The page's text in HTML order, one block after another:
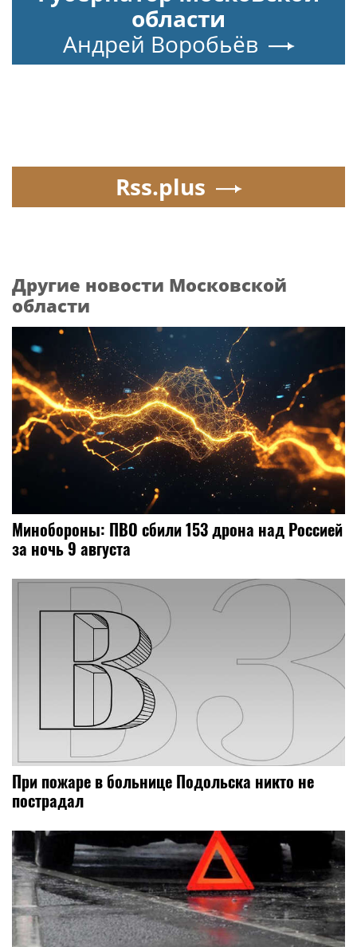
области
Андрей Воробьёв
Rss.plus
Другие новости Московской
области
Минобороны: ПВО сбили 153 дрона над Россией
за ночь 9 августа
При пожаре в больнице Подольска никто не
пострадал